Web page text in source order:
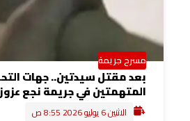
مسرح جريمة
بعد مقتل سيدتين.. جهات
المتهمتين في جريمة نجع
الاثنين 6 يوليو 2026 8:55 ص